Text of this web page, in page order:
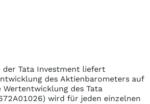
der Tata Investment liefert
des Aktienbarometers auf
Wertentwicklung des Tata
wird für jeden einzelnen